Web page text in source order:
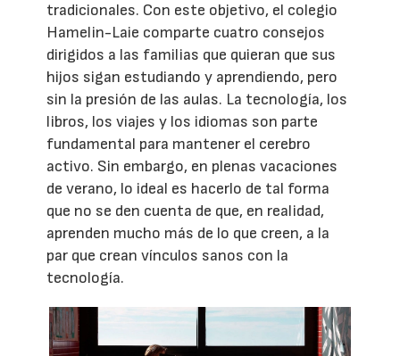
tradicionales. Con este objetivo, el colegio
Hamelin-Laie comparte cuatro consejos
dirigidos a las familias que quieran que sus
hijos sigan estudiando y aprendiendo, pero
sin la presión de las aulas. La tecnología, los
libros, los viajes y los idiomas son parte
fundamental para mantener el cerebro
activo. Sin embargo, en plenas vacaciones
de verano, lo ideal es hacerlo de tal forma
que no se den cuenta de que, en realidad,
aprenden mucho más de lo que creen, a la
par que crean vínculos sanos con la
tecnología.